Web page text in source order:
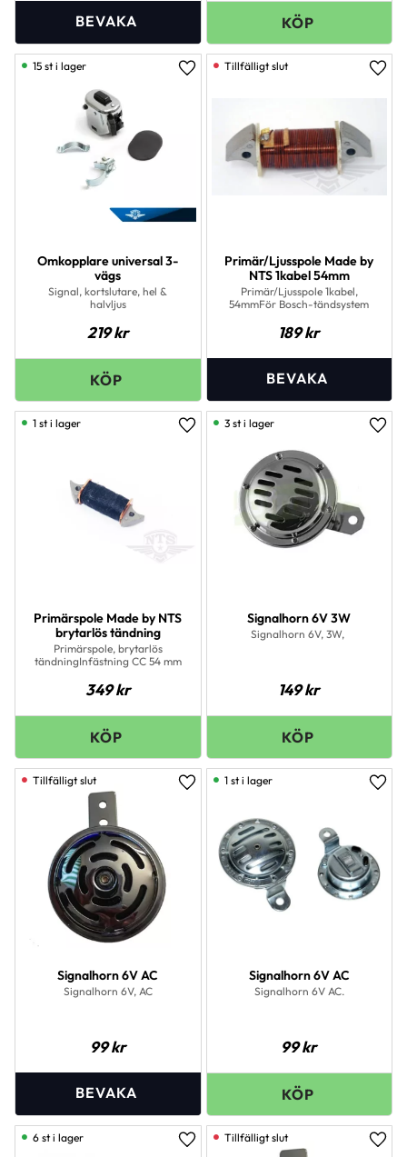
Omkopplare universal 3-
vägs
Signal, kortslutare, hel &
halvljus
219kr
Lägg till i favoriter
15 st i lager
Primär/Ljusspole Made by
NTS 1kabel 54mm
Primär/Ljusspole 1kabel,
54mmFör Bosch-tändsystem
189kr
Primärspole Made by NTS
brytarlös tändning
Primärspole, brytarlös
tändningInfästning CC 54 mm
349kr
Lägg till i favoriter
1 st i lager
Signalhorn 6V 3W
Signalhorn 6V, 3W,
149kr
3 st i lager
Signalhorn 6V AC
Signalhorn 6V, AC
99kr
Lägg till i favoriter
Signalhorn 6V AC
Signalhorn 6V AC.
99kr
1 st i lager
Lägg till i favoriter
6 st i lager